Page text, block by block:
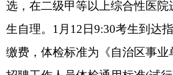
岗，公示期满无异议的，按照相关规定
续；公示有异议的，对反映有影响聘用
实的，不予聘用；对反映问题一时难以